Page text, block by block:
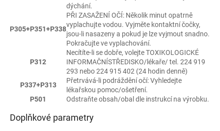
dýchání.
P305+P351+P338
PŘI ZASAŽENÍ OČÍ: Několik minut opatrně
vyplachujte vodou. Vyjměte kontaktní čočky,
jsou-li nasazeny a pokud je lze vyjmout snadno.
Pokračujte ve vyplachování.
P312
Necítíte-li se dobře, volejte TOXIKOLOGICKÉ
INFORMAČNÍSTŘEDISKO/lékaře/ tel. 224 919
293 nebo 224 915 402 (24 hodin denně)
P337+P313
Přetrvává-li podráždění očí: Vyhledejte
lékařskou pomoc/ošetření.
P501
Odstraňte obsah/obal dle instrukcí na výrobku.
Doplňkové parametry